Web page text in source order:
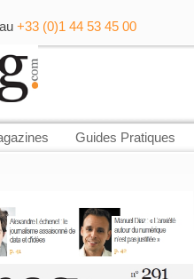
+33 (0)1 44 53 45 00
Guides Pratiques